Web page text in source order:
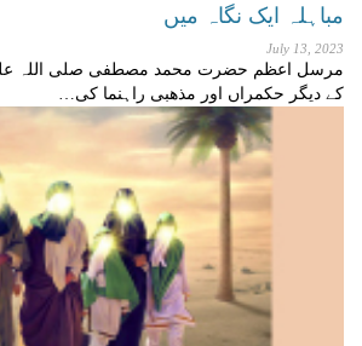
مباہلہ ایک نگاہ میں
July 13, 2023
مرسل اعظم حضرت محمد مصطفی صلی اللہ علیہ
کے دیگر حکمراں اور مذھبی راہنما کی…